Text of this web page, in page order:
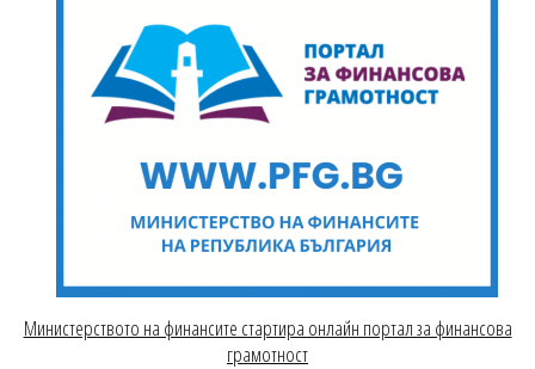
Министерството на финансите стартира онлайн портал за финансова
грамотност